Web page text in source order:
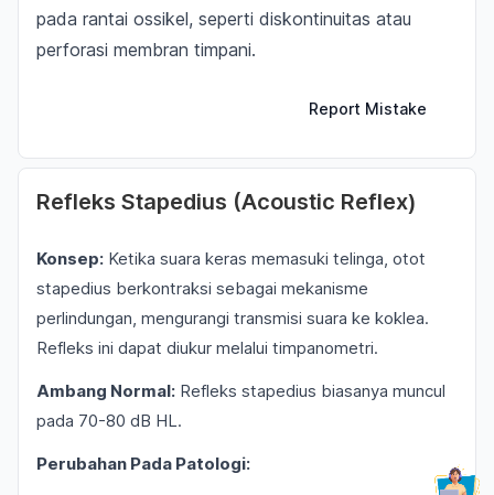
pada rantai ossikel, seperti diskontinuitas atau
perforasi membran timpani.
Report Mistake
Refleks Stapedius (Acoustic Reflex)
Konsep: Ketika suara keras memasuki telinga, otot
stapedius berkontraksi sebagai mekanisme
perlindungan, mengurangi transmisi suara ke koklea.
Refleks ini dapat diukur melalui timpanometri.
Ambang Normal: Refleks stapedius biasanya muncul
pada 70-80 dB HL.
Perubahan Pada Patologi: